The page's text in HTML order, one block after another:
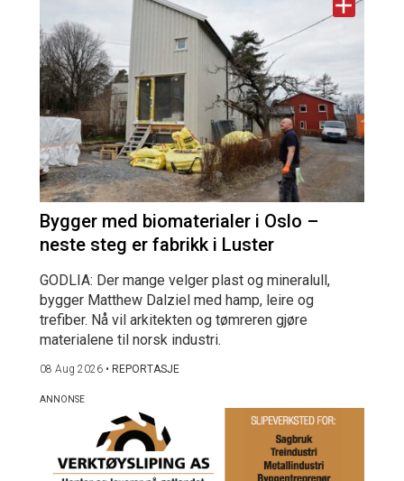
Bygger med biomaterialer i Oslo –
neste steg er fabrikk i Luster
GODLIA: Der mange velger plast og mineralull,
bygger Matthew Dalziel med hamp, leire og
trefiber. Nå vil arkitekten og tømreren gjøre
materialene til norsk industri.
08 Aug 2026 • REPORTASJE